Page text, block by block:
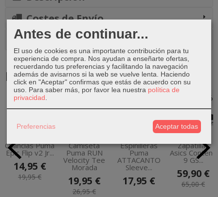
Costes de Envío
Comentarios
Productos Relacionados
-25 %
Chanclas Puma
Epic Flip v2 Jr...
14,95 €
19,95 €
Camiseta
Puma RUN
Velocity Tee
Morada
19,95 €
26,95 €
Espinilleras
Puma
ATTACANTO
Sleeve...
17,95 €
-8 %
Zapatillas
Asics Contend
9 GS...
59,90 €
65,00 €
Antes de continuar...
El uso de cookies es una importante contribución para tu
experiencia de compra. Nos ayudan a enseñarte ofertas,
recuerdando tus preferencias y facilitando la navegación
además de avisarnos si la web se vuelve lenta. Haciendo
click en "Aceptar" confirmas que estás de acuerdo con su
uso. Para saber más, por favor lea nuestra política de
privacidad
Preferencias Aceptar todas